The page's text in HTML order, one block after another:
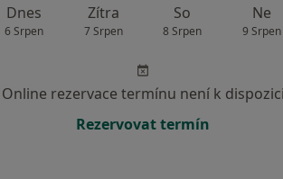
Dnes
6 Srpen
Zítra
7 Srpen
So
8 Srpen
Ne
9 Srpen
Online rezervace termínu není k dispozici
Rezervovat termín